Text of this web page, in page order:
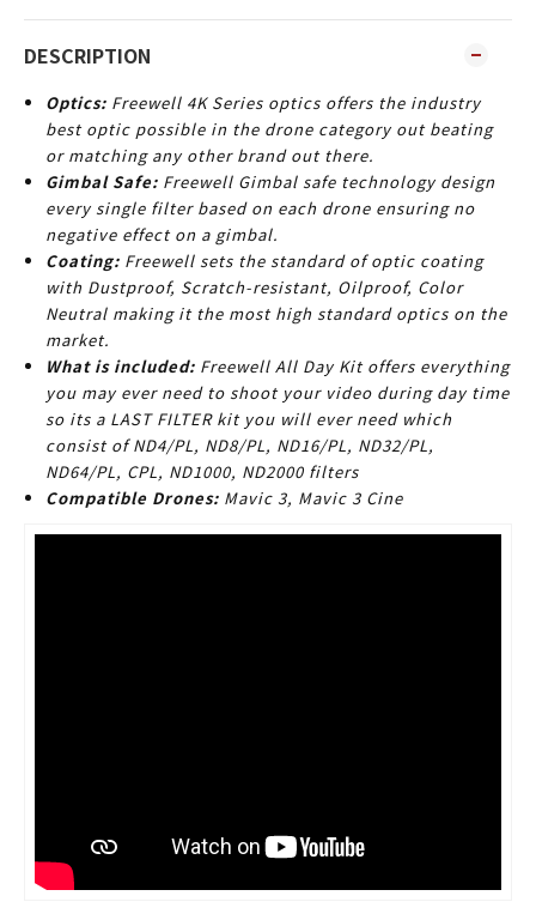
DESCRIPTION
Optics: Freewell 4K Series optics offers the industry
best optic possible in the drone category out beating
or matching any other brand out there.
Gimbal Safe: Freewell Gimbal safe technology design
every single filter based on each drone ensuring no
negative effect on a gimbal.
Coating: Freewell sets the standard of optic coating
with Dustproof, Scratch-resistant, Oilproof, Color
Neutral making it the most high standard optics on the
market.
What is included: Freewell All Day Kit offers everything
you may ever need to shoot your video during day time
so its a LAST FILTER kit you will ever need which
consist of ND4/PL, ND8/PL, ND16/PL, ND32/PL,
ND64/PL, CPL, ND1000, ND2000 filters
Compatible Drones: Mavic 3, Mavic 3 Cine